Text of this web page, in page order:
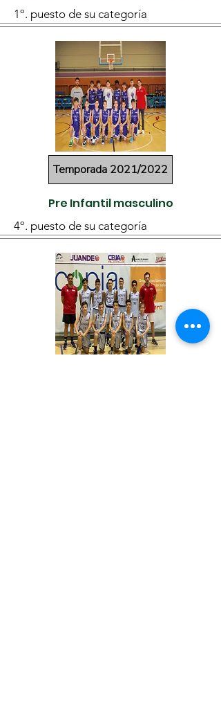
1º. puesto de su categoría
Temporada 2021/2022
Pre Infantil masculino
4º. puesto de su categoría